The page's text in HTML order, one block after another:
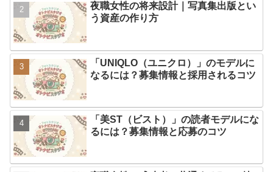
夜職女性の将来設計｜写真集出版とい
う資産の作り方
「UNIQLO（ユニクロ）」のモデルに
なるには？募集情報と採用されるコツ
「美ST（ビスト）」の読者モデルにな
るには？募集情報と応募のコツ